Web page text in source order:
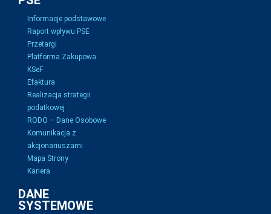
Informacje podstawowe
Raport wpływu PSE
Przetargi
Platforma Zakupowa
KSeF
Efaktura
Realizacja strategii
podatkowej
RODO – Dane Osobowe
Komunikacja z
akcjonariuszami
Mapa Strony
Kariera
DANE
SYSTEMOWE